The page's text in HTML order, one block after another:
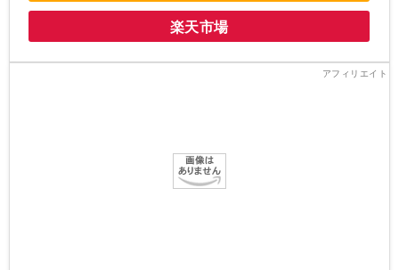
楽天市場